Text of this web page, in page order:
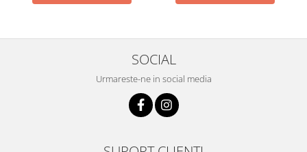
SOCIAL
Urmareste-ne in social media